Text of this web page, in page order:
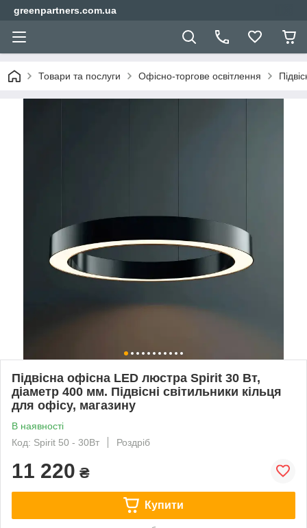
greenpartners.com.ua
Товари та послуги Офісно-торгове освітлення
Підвісна офісна LED люстра Spirit 30 Вт,
діаметр 400 мм. Підвісні світильники кільця
для офісу, магазину
В наявності
Код: Spirit 50 - 30Вт
Роздріб
11 220 ₴
Купити